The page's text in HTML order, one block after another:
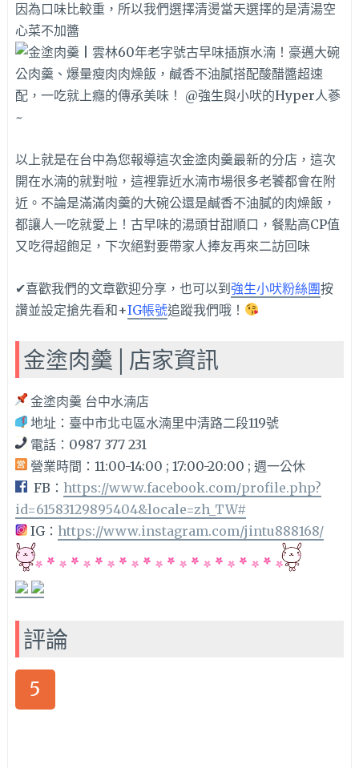
因為口味比較重，所以我們選擇清燙當天選擇的是清湯空
心菜不加醬
以上就是在台中為您報導這次金塗肉羹最新的分店，這次
開在水湳的就對啦，這裡靠近水湳市場很多老饕都會在附
近。不論是滿滿肉羹的大碗公還是鹹香不油膩的肉燥飯，
都讓人一吃就愛上！古早味的湯頭甘甜順口，餐點高CP值
又吃得超飽足，下次絕對要帶家人捧友再來二訪回味
✔喜歡我們的文章歡迎分享，也可以到強生小吠粉絲團按
讚並設定搶先看和+IG帳號追蹤我們哦！
金塗肉羹│店家資訊
金塗肉羹 台中水湳店
地址：臺中市北屯區水湳里中清路二段119號
電話：0987 377 231
營業時間：11:00-14:00 ; 17:00-20:00 ; 週一公休
FB： https://www.facebook.com/profile.php?
id=61583129895404&locale=zh_TW#
IG： https://www.instagram.com/jintu888168/
評論
5